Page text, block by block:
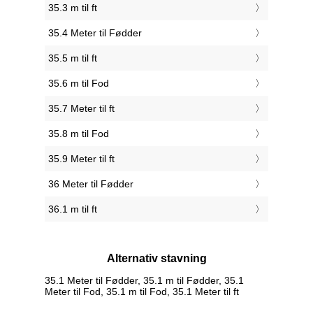
35.3 m til ft
35.4 Meter til Fødder
35.5 m til ft
35.6 m til Fod
35.7 Meter til ft
35.8 m til Fod
35.9 Meter til ft
36 Meter til Fødder
36.1 m til ft
Alternativ stavning
35.1 Meter til Fødder, 35.1 m til Fødder, 35.1
Meter til Fod, 35.1 m til Fod, 35.1 Meter til ft